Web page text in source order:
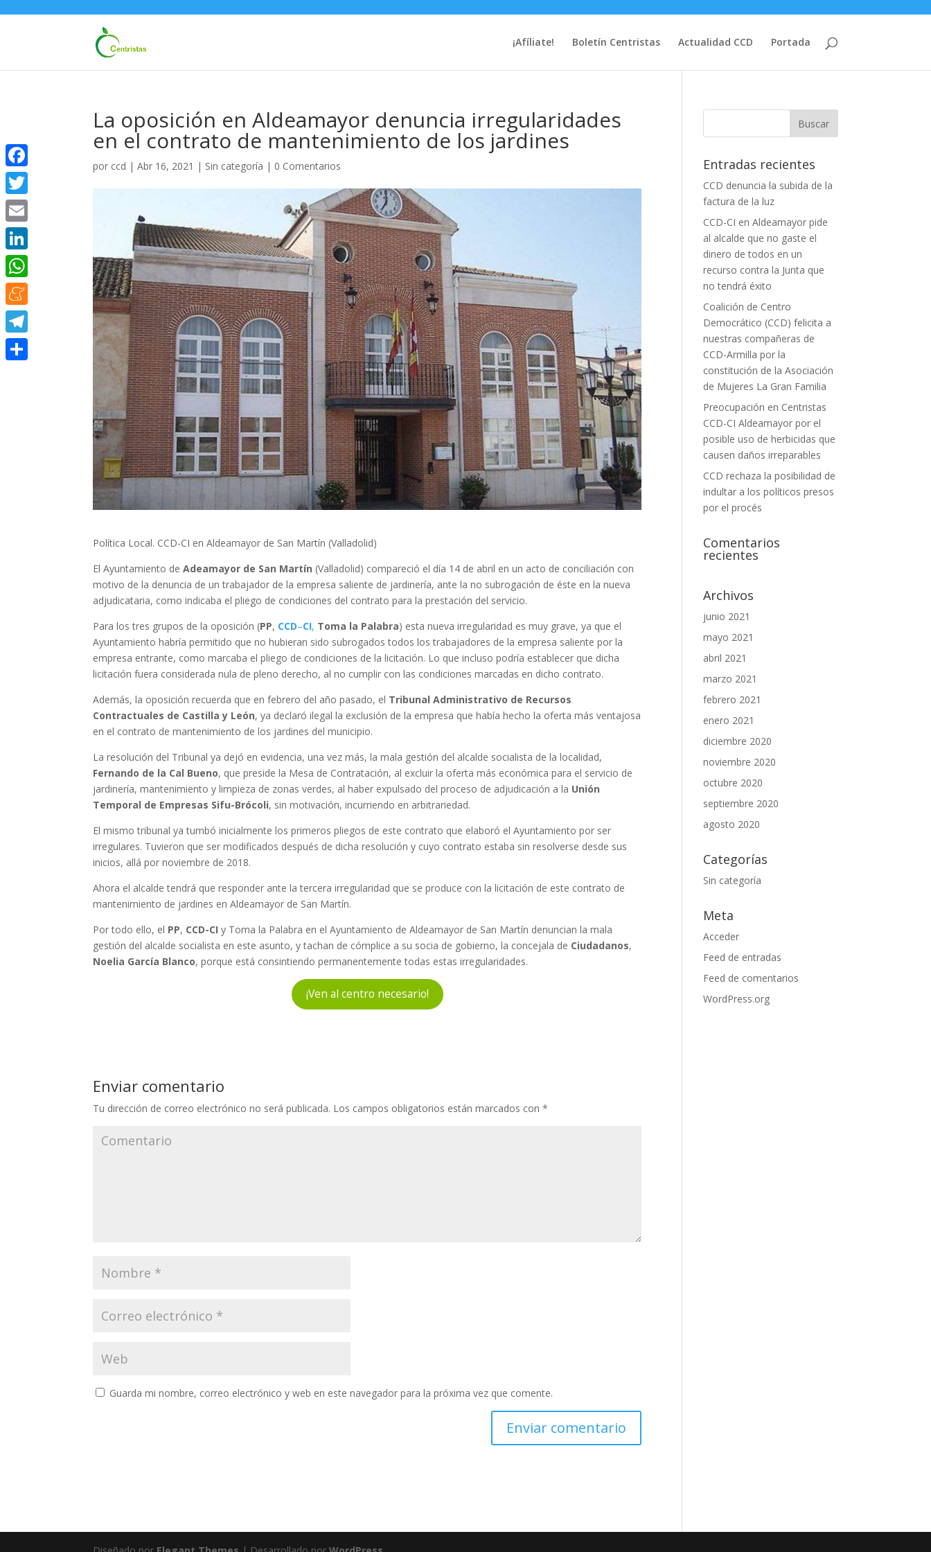
¡Afíliate! Boletín Centristas Actualidad CCD Portada
La oposición en Aldeamayor denuncia irregularidades
en el contrato de mantenimiento de los jardines
por ccd |Abr 16, 2021 | Sin categoría | 0 Comentarios
Política Local. CCD-CI en Aldeamayor de San Martín (Valladolid)
El Ayuntamiento deAdeamayor de San Martín (Valladolid) compareció el día 14 de abril en un acto de conciliación con
motivo de la denuncia de un trabajador de la empresa saliente de jardinería, ante la no subrogación de éste en la nueva
adjudicataria, como indicaba el pliego de condiciones del contrato para la prestación del servicio.
Para los tres grupos de la oposición (PP, CCD–CI, Toma la Palabra) esta nueva irregularidad es muy grave, ya que el
Ayuntamiento habría permitido que no hubieran sido subrogados todos los trabajadores de la empresa saliente por la
empresa entrante, como marcaba el pliego de condiciones de la licitación. Lo que incluso podría establecer que dicha
licitación fuera considerada nula de pleno derecho, al no cumplir con las condiciones marcadas en dicho contrato.
Además, la oposición recuerda que en febrero del año pasado, el Tribunal Administrativo de Recursos
Contractuales de Castilla y León, ya declaró ilegal la exclusión de la empresa que había hecho la oferta más ventajosa
en el contrato de mantenimiento de los jardines del municipio.
La resolución del Tribunal ya dejó en evidencia, una vez más, la mala gestión del alcalde socialista de la localidad,
Fernando de la Cal Bueno, que preside la Mesa de Contratación, al excluir la oferta más económica para el servicio de
jardinería, mantenimiento y limpieza de zonas verdes, al haber expulsado del proceso de adjudicación a la Unión
Temporal de Empresas Sifu-Brócoli, sin motivación, incurriendo en arbitrariedad.
El mismo tribunal ya tumbó inicialmente los primeros pliegos de este contrato que elaboró el Ayuntamiento por ser
irregulares. Tuvieron que ser modificados después de dicha resolución y cuyo contrato estaba sin resolverse desde sus
inicios, allá por noviembre de 2018.
Ahora el alcalde tendrá que responder ante la tercera irregularidad que se produce con la licitación de este contrato de
mantenimiento de jardines en Aldeamayor de San Martín.
Por todo ello, el PP, CCD-CI y Toma la Palabra en el Ayuntamiento de Aldeamayor de San Martín denuncian la mala
gestión del alcalde socialista en este asunto, y tachan de cómplice a su socia de gobierno, la concejala de Ciudadanos,
Noelia García Blanco, porque está consintiendo permanentemente todas estas irregularidades.
¡Ven al centro necesario!
Enviar comentario
Tu dirección de correo electrónico no será publicada. Los campos obligatorios están marcados con*
Guarda mi nombre, correo electrónico y web en este navegador para la próxima vez que comente.
Entradas recientes
CCD denuncia la subida de la
factura de la luz
CCD-CI en Aldeamayor pide
al alcalde que no gaste el
dinero de todos en un
recurso contra la Junta que
no tendrá éxito
Coalición de Centro
Democrático (CCD) felicita a
nuestras compañeras de
CCD-Armilla por la
constitución de la Asociación
de Mujeres La Gran Familia
Preocupación en Centristas
CCD-CI Aldeamayor por el
posible uso de herbicidas que
causen daños irreparables
CCD rechaza la posibilidad de
indultar a los políticos presos
por el procés
Comentarios
recientes
Archivos
junio 2021
mayo 2021
abril 2021
marzo 2021
febrero 2021
enero 2021
diciembre 2020
noviembre 2020
octubre 2020
septiembre 2020
agosto 2020
Categorías
Sin categoría
Meta
Acceder
Feed de entradas
Feed de comentarios
WordPress.org
Facebook
Twitter
Email
LinkedIn
WhatsApp
Meneame
Telegram